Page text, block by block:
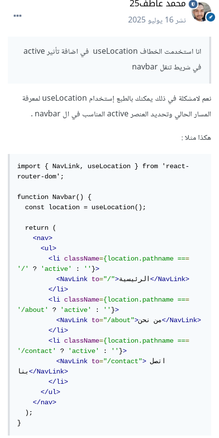
محمد عاطف25
نشر16 يوليو 2025
انا استخدمت الخطاف useLocation في اضافة تأثير active
في شريط تنقل navbar
نعم لامشكلة في ذلك يمكنك بالطبع إستخدام useLocation لمعرفة
المسار الحالي وتحديد العنصر active المناسب في ال navbar .
هكذا مثلا
import { NavLink, useLocation } from 'react-
router-dom';
function Navbar() {
  const location = useLocation();
  return (
<nav>
<ul>
<li
className={location.pathname ===
'/'
? 'active' : ''}>
<NavLink
to="/">الرئيسية</NavLink>
</li>
<li
className={location.pathname ===
'/about'
? 'active' : ''}>
<NavLink
to="/about">من نحن</NavLink>
</li>
<li
className={location.pathname ===
'/contact'
? 'active' : ''}>
<NavLink
to="/contact"> اتصل
بنا</NavLink>
</li>
</ul>
</nav>
  );
}